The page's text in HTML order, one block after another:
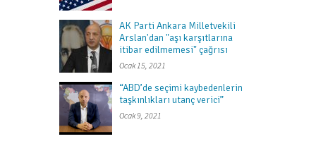
AK Parti Ankara Milletvekili
Arslan'dan "aşı karşıtlarına
itibar edilmemesi" çağrısı
Ocak 15, 2021
“ABD’de seçimi kaybedenlerin
taşkınlıkları utanç verici”
Ocak 9, 2021